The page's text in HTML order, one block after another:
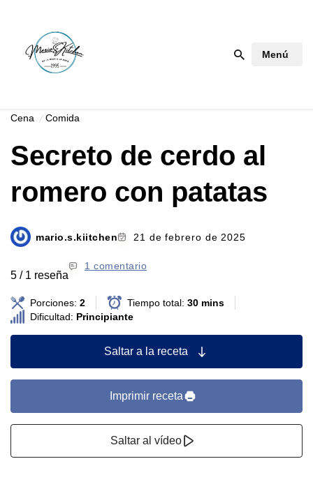
Saltar
contenido
Menú
Cena Comida
Secreto de cerdo al
romero con patatas
mario.s.kiitchen 21 de febrero de 2025
5 / 1 reseña
1 comentario
Porciones: 2 Tiempo total: 30 mins
Dificultad: Principiante
Saltar a la receta
Imprimir receta
Saltar al vídeo